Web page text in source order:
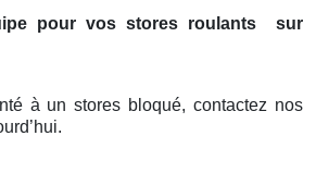
pour vos stores roulants
sur
à un stores bloqué, contactez nos